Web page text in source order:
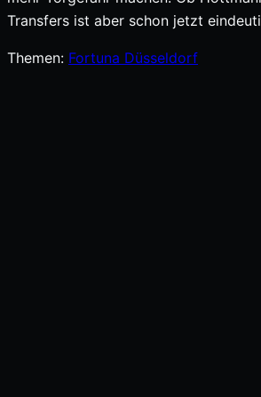
Transfers ist aber schon jetzt
Themen: Fortuna Düsseldorf